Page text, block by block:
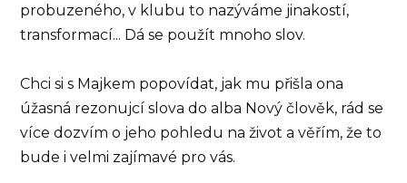
probuzeného, v klubu to nazýváme jinakostí,
transformací... Dá se použít mnoho slov.
Chci si s Majkem popovídat, jak mu přišla ona
úžasná rezonujcí slova do alba Nový člověk, rád se
více dozvím o jeho pohledu na život a věřím, že to
bude i velmi zajímavé pro vás.